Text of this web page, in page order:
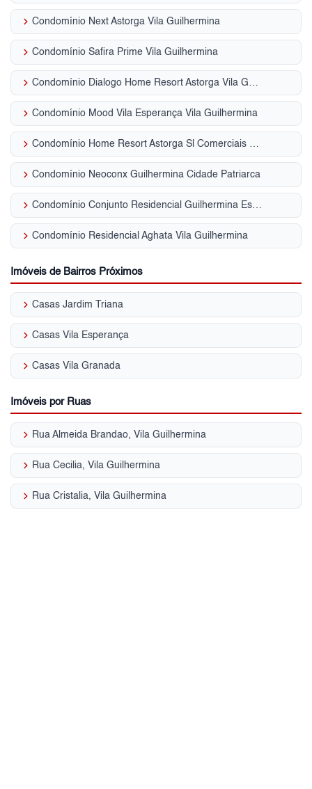
keyboard_arrow_right Condomínio Next Astorga Vila Guilhermina
keyboard_arrow_right Condomínio Safira Prime Vila Guilhermina
keyboard_arrow_right Condomínio Dialogo Home Resort Astorga Vila Guilhermina
keyboard_arrow_right Condomínio Mood Vila Esperança Vila Guilhermina
keyboard_arrow_right Condomínio Home Resort Astorga Sl Comerciais Vila Guilhermina
keyboard_arrow_right Condomínio Neoconx Guilhermina Cidade Patriarca
keyboard_arrow_right Condomínio Conjunto Residencial Guilhermina Esperança Vila Guilhermina
keyboard_arrow_right Condomínio Residencial Aghata Vila Guilhermina
Imóveis de Bairros Próximos
keyboard_arrow_right Casas Jardim Triana
keyboard_arrow_right Casas Vila Esperança
keyboard_arrow_right Casas Vila Granada
Imóveis por Ruas
keyboard_arrow_right Rua Almeida Brandao, Vila Guilhermina
keyboard_arrow_right Rua Cecilia, Vila Guilhermina
keyboard_arrow_right Rua Cristalia, Vila Guilhermina